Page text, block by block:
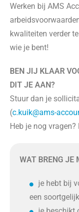
Werken bij AMS
kwaliteiten verder
wie je bent!
BEN JIJ KLAAR
DIT JE AAN?
Stuur dan je
(c.kuik@ams-
Heb je nog vragen?
WAT BRENG JE
je hebt bij
een